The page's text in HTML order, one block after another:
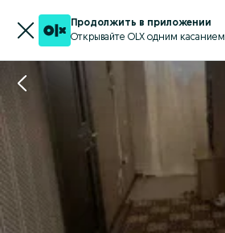
Продолжить в приложении
Открывайте OLX одним касанием